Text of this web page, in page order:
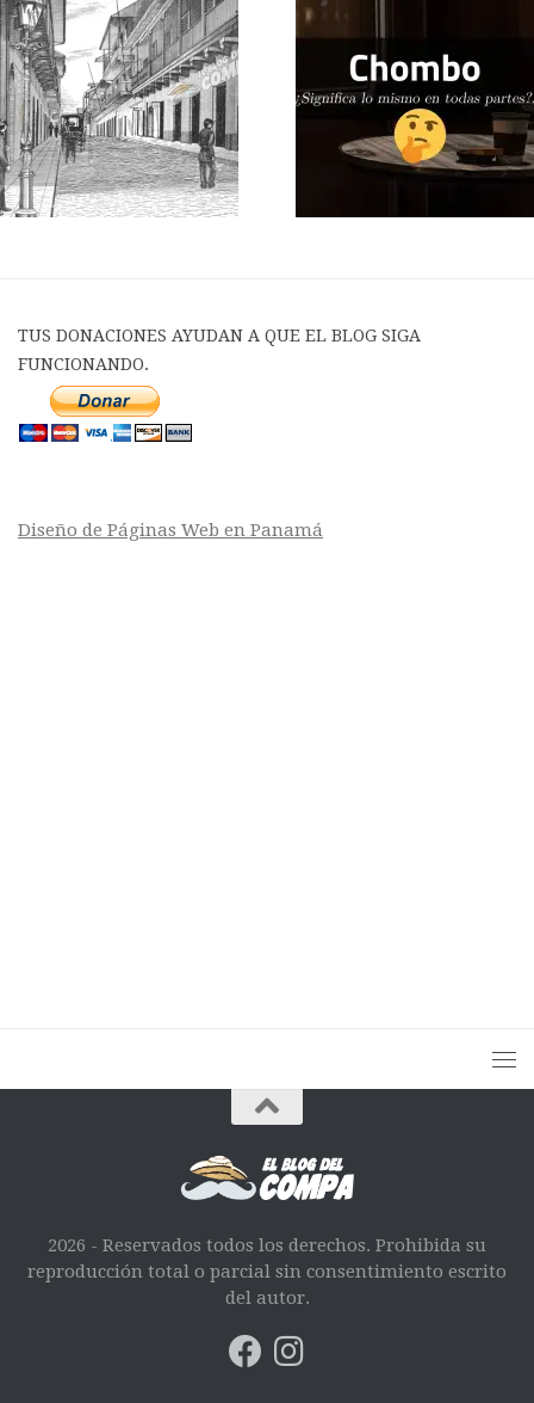
TUS DONACIONES AYUDAN A QUE EL BLOG SIGA
FUNCIONANDO.
Diseño de Páginas Web en Panamá
2026 - Reservados todos los derechos. Prohibida su
reproducción total o parcial sin consentimiento escrito
del autor.